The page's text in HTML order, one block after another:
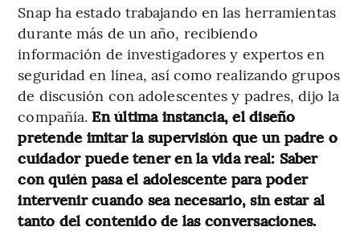
Snap ha estado trabajando en las herramientas
durante más de un año, recibiendo
información de investigadores y expertos en
seguridad en línea, así como realizando grupos
de discusión con adolescentes y padres, dijo la
compañía. En última instancia, el diseño
pretende imitar la supervisión que un padre o
cuidador puede tener en la vida real: Saber
con quién pasa el adolescente para poder
intervenir cuando sea necesario, sin estar al
tanto del contenido de las conversaciones.